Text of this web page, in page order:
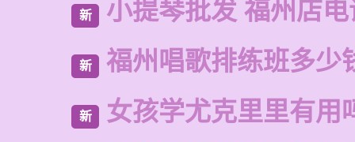
新 小提琴批发 福州店
新 福州唱歌排练班多少
新 女孩学尤克里里有用